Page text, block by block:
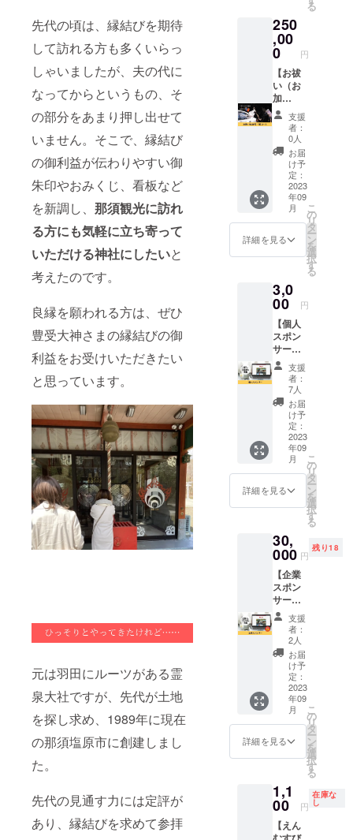
先代の頃は、縁結びを期待
して訪れる方も多くいらっ
しゃいましたが、夫の代に
なってからというもの、そ
の部分をあまり押し出せて
いません。そこで、縁結び
の御利益が伝わりやすい御
朱印やおみくじ、看板など
を新調し、 那須観光に訪れ
る方にも気軽に立ち寄って
いただける神社にしたいと
考えたのです。
良縁を願われる方は、ぜひ
豊受大神さまの縁結びの御
利益をお受けいただきたい
と思っています。
元は羽田にルーツがある霊
泉大社ですが、先代が土地
を探し求め、1989年に現在
の那須塩原市に創建しまし
た。
先代の見通す力には定評が
あり、縁結びを求めて参拝
心を整
えるこ
とで、
落ち着
いて目
標に取
り組む
心が生
まれま
す。 ※
所要時
間は約
60分で
す。 ※
日程は
別途調
整させ
ていた
は支援
者さま
のご負
担とな
りま
す。 ※
有効期
限は
2023年
9月から
1年間で
す。
調の変
化など
が起こ
る場合
があり
ます。
付き添
いの方
と一緒
にお越
しくだ
さい。
※1名様
分で
す。 ※
日程は
別途調
整させ
ていた
だきま
遠隔で
のお祓
いはお
受けで
きませ
ん。 ※
交通費
は支援
者さま
のご負
担とな
りま
す。 ※
有効期
限は
2023年
9月から
る
250
,00
0 円
【お祓
い（お
加
持）・1
日コー
ス】 霊
泉大社
の宮司
による
お祓い
（お加
持）を
受けら
れま
す。 1
日コー
お守り
もお渡
ししま
す。 体
調の変
化など
が起こ
る場合
があり
ます。
付き添
いの方
と一緒
にお越
しくだ
さい。
※1名様
別途調
整させ
ていた
だきま
す。 ※
遠隔で
のお祓
いはお
受けで
きませ
ん。 ※
交通費
は支援
者さま
のご負
担とな
りま
2023年
9月から
す。
支援
者：
0人
お届
け予
定：
2023
年09
月
詳細を見る
こ
の
リ
タ
ー
ン
を
選
択
す
る
3,0
00 円
【個人
スポン
サー】
霊泉大
社の個
人スポ
ンサー
になれ
る権利
です。
霊泉大
社のHP
に支援
者とし
てお名
前を掲
ていた
だきま
す。 あ
なたの
お名前
をPRで
きま
す。
https://
www.rei
sentais
ya.com/
※掲載す
るお名
前を備
考欄に
ご記入
ネーム
でのご
参加も
できま
支援
者：
7人
お届
け予
定：
2023
年09
月
詳細を見る
こ
の
リ
タ
ー
ン
を
選
択
す
る
30,
000 円
残り18
【企業
スポン
サー】
霊泉大
社の企
業スポ
ンサー
になれ
る権利
です。
霊泉大
社のHP
に企業
スポン
サーと
して企
企業の
ホーム
ページ
のリン
支援
者：
2人
お届
け予
定：
2023
年09
月
詳細を見る
こ
の
リ
タ
ー
ン
を
選
択
す
る
1,1
00 円
在庫な
し
【えん